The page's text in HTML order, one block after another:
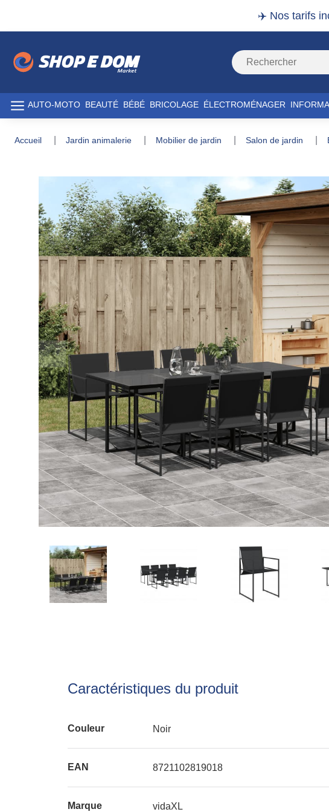
✈️ Nos tarifs
AUTO-MOTO BEAUTÉ BÉBÉ BRICOLAGE ÉLECTROMÉNAGER
accueil jardin animalerie mobilier de jardin salon de jardin
Caractéristiques du produit
Couleur Noir
EAN 8721102819018
Marque vidaXL